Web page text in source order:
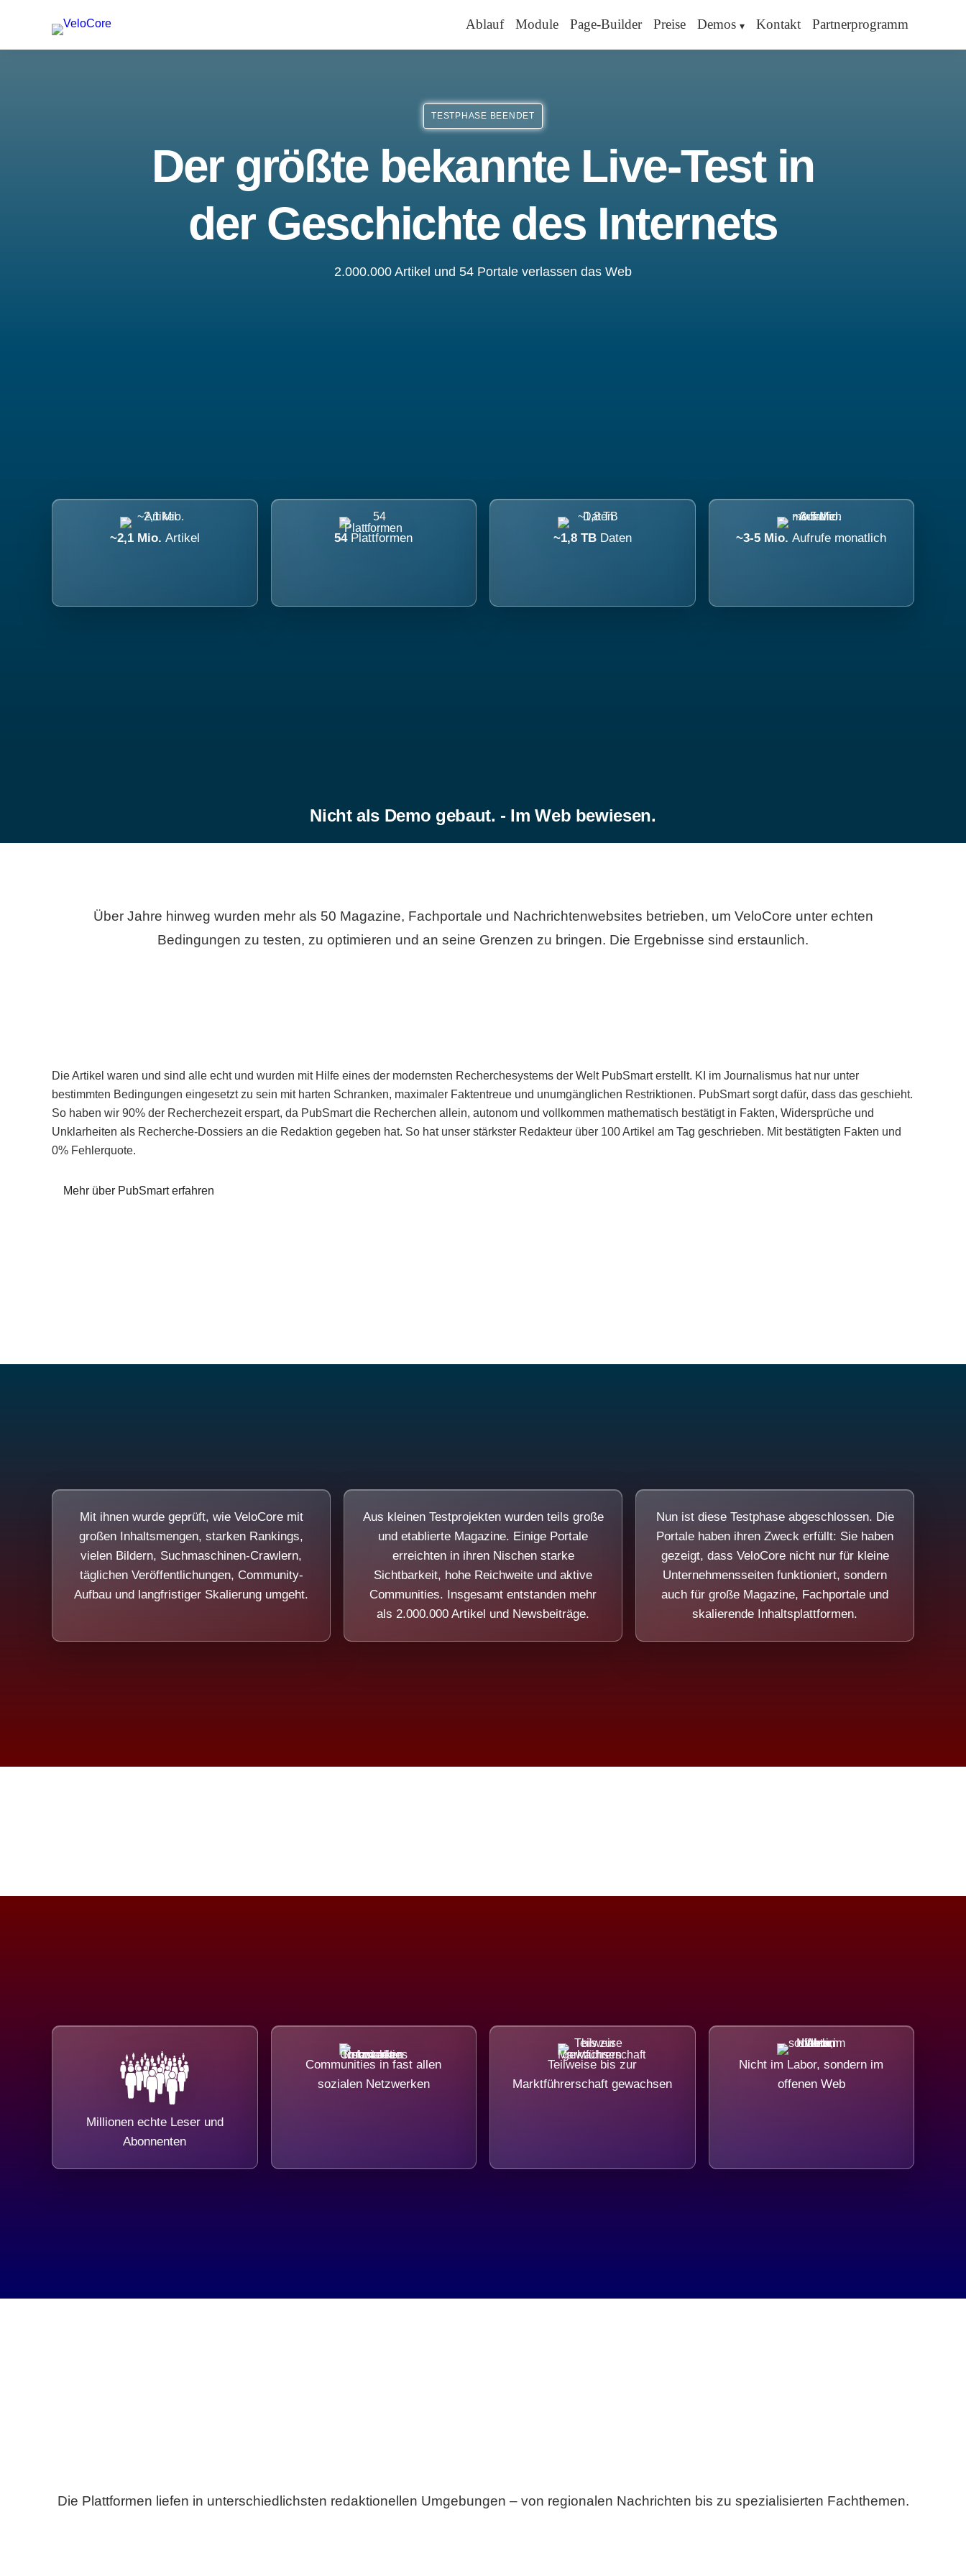
Ablauf Module Page-Builder Preise Demos Kontakt Partnerprogramm
TESTPHASE BEENDET
Der größte bekannte Live-Test in
der Geschichte des Internets
2.000.000 Artikel und 54 Portale verlassen das Web
~2,1 Mio. Artikel 54 Plattformen ~1,8 TB Daten ~3-5 Mio.Aufrufe monatlich
Nicht als Demo gebaut. - Im Web bewiesen.
Über Jahre hinweg wurden mehr als 50 Magazine, Fachportale und Nachrichtenwebsites betrieben, um VeloCore unter echten
Bedingungen zu testen, zu optimieren und an seine Grenzen zu bringen. Die Ergebnisse sind erstaunlich.
Die Artikel waren und sind alle echt und wurden mit Hilfe eines der modernsten Recherchesystems der Welt PubSmart erstellt. KI im Journalismus hat nur unter
bestimmten Bedingungen eingesetzt zu sein mit harten Schranken, maximaler Faktentreue und unumgänglichen Restriktionen. PubSmart sorgt dafür, dass das geschieht.
So haben wir 90% der Recherchezeit erspart, da PubSmart die Recherchen allein, autonom und vollkommen mathematisch bestätigt in Fakten, Widersprüche und
Unklarheiten als Recherche-Dossiers an die Redaktion gegeben hat. So hat unser stärkster Redakteur über 100 Artikel am Tag geschrieben. Mit bestätigten Fakten und
0% Fehlerquote.
Mehr über PubSmart erfahren
Mit ihnen wurde geprüft, wie VeloCore mit
großen Inhaltsmengen, starken Rankings,
vielen Bildern, Suchmaschinen-Crawlern,
täglichen Veröffentlichungen, Community-
Aufbau und langfristiger Skalierung umgeht.
Aus kleinen Testprojekten wurden teils große
und etablierte Magazine. Einige Portale
erreichten in ihren Nischen starke
Sichtbarkeit, hohe Reichweite und aktive
Communities. Insgesamt entstanden mehr
als 2.000.000 Artikel und Newsbeiträge.
Nun ist diese Testphase abgeschlossen. Die
Portale haben ihren Zweck erfüllt: Sie haben
gezeigt, dass VeloCore nicht nur für kleine
Unternehmensseiten funktioniert, sondern
auch für große Magazine, Fachportale und
skalierende Inhaltsplattformen.
Millionen echte Leser und
Abonnenten
Communities in fast allen
sozialen Netzwerken
Teilweise bis zur
Marktführerschaft gewachsen
Nicht im Labor, sondern im
offenen Web
Die Plattformen liefen in unterschiedlichsten redaktionellen Umgebungen – von regionalen Nachrichten bis zu spezialisierten Fachthemen.